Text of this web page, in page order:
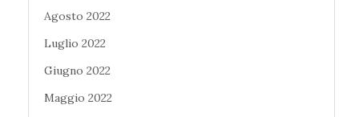
Agosto 2022
Luglio 2022
Giugno 2022
Maggio 2022